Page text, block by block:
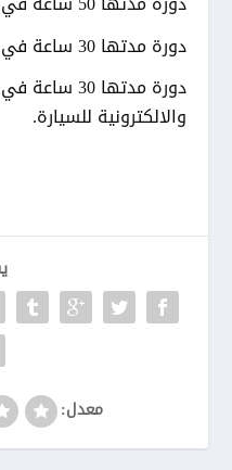
دورة مدتها 30 ساعة في أنظمة نقل القدرة.
دورة مدتها
والالكترونية للسيارة.
معدل: